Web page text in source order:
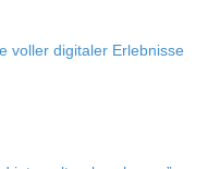
vol­ler digi­ta­ler Erleb­nisse